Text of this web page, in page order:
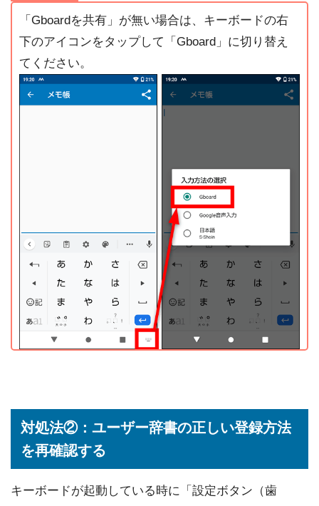
「Gboardを共有」が無い場合は、キーボードの右
下のアイコンをタップして「Gboard」に切り替え
てください。
対処法②：ユーザー辞書の正しい登録方法
を再確認する
キーボードが起動している時に「設定ボタン（歯